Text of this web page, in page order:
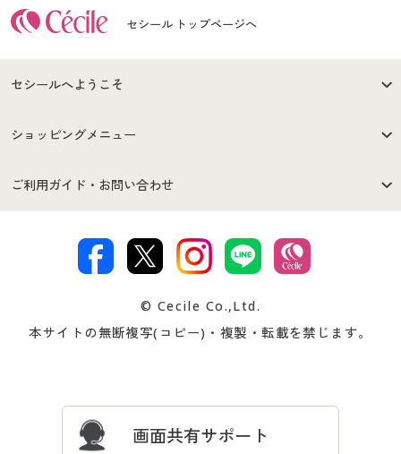
セシール トップページへ
セシールへようこそ
はじめての方へ
セシールご利用規約
著作権・商標について 会社案内
ショッピングメニュー
商品カテゴリ
プレゼント＆キャンペーン サイトマップ
ご利用ガイド・お問い合わせ
交換・返品は お支払は
ついて
忘れの場合
© Cecile Co.,Ltd.
本サイトの無断複写(コピー)・複製・転載を禁じます。
画面共有サポート